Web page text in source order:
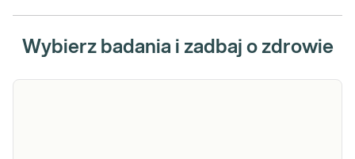
Wybierz badania i zadbaj o zdrowie